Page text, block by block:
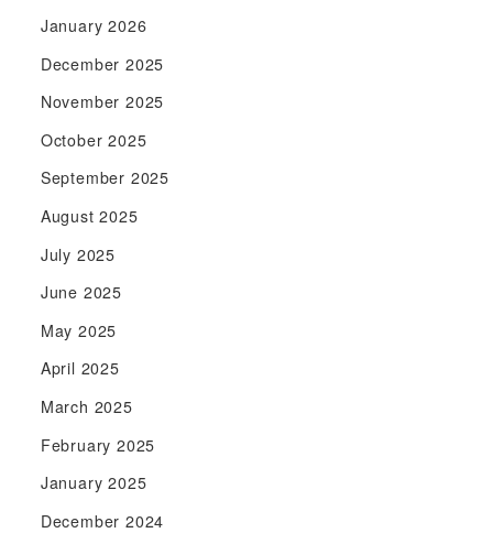
January 2026
December 2025
November 2025
October 2025
September 2025
August 2025
July 2025
June 2025
May 2025
April 2025
March 2025
February 2025
January 2025
December 2024